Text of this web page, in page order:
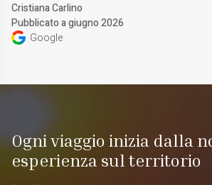
Cristiana Carlino
Pubblicato a giugno 2026
Google
Ogni viaggio inizia dalla
esperienza sul territorio